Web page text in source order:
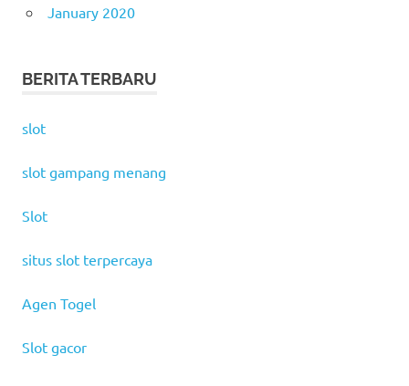
January 2020
BERITA TERBARU
slot
slot gampang menang
Slot
situs slot terpercaya
Agen Togel
Slot gacor